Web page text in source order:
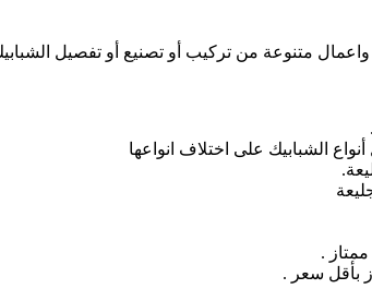
متنوعة من تركيب أو تصنيع أو تفصيل
الشبابيك على اختلاف انواعها
ممتاز .
بأقل سعر .